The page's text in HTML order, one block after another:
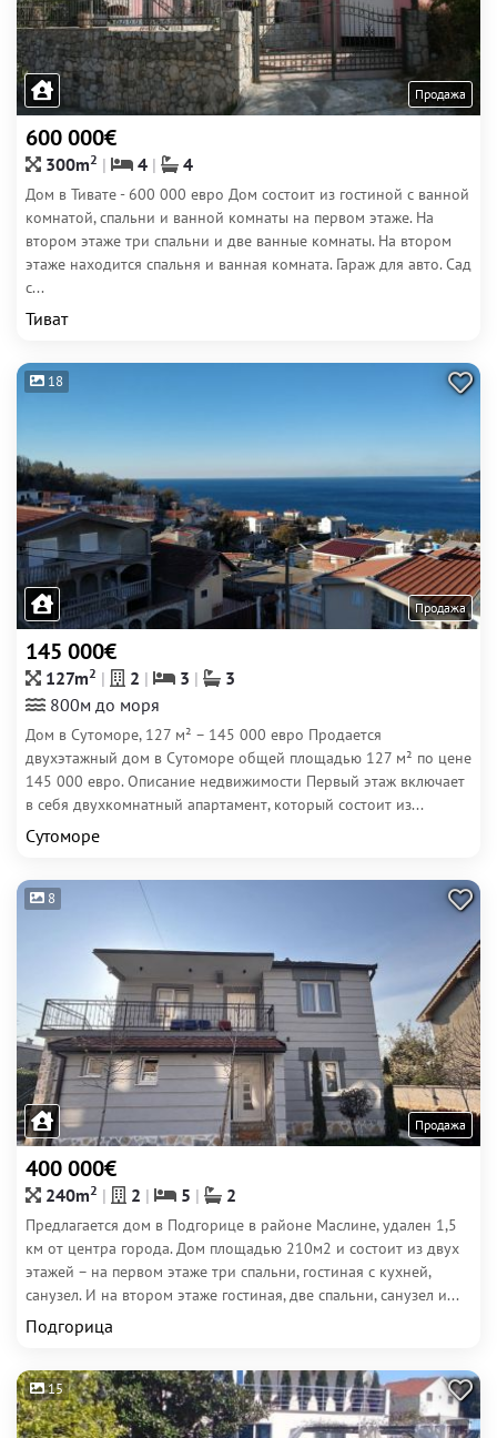
Продажа
600 000€
300m2 4 4
Дом в Тивате - 600 000 евро Дом состоит из гостиной с ванной
комнатой, спальни и ванной комнаты на первом этаже. На
втором этаже три спальни и две ванные комнаты. На втором
этаже находится спальня и ванная комната. Гараж для авто. Сад
с...
Тиват
18
Продажа
145 000€
127m2 2 3
3
800м до моря
Дом в Сутоморе, 127 м² – 145 000 евро Продается
двухэтажный дом в Сутоморе общей площадью 127 м² по цене
145 000 евро. Описание недвижимости Первый этаж включает
в себя двухкомнатный апартамент, который состоит из...
Сутоморе
8
Продажа
400 000€
240m2 2 5 2
Предлагается дом в Подгорице в районе Маслине, удален 1,5
км от центра города. Дом площадью 210м2 и состоит из двух
этажей – на первом этаже три спальни, гостиная с кухней,
санузел. И на втором этаже гостиная, две спальни, санузел и...
Подгорица
15